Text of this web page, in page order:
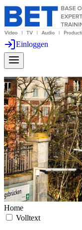
Einloggen
Home
Volltext